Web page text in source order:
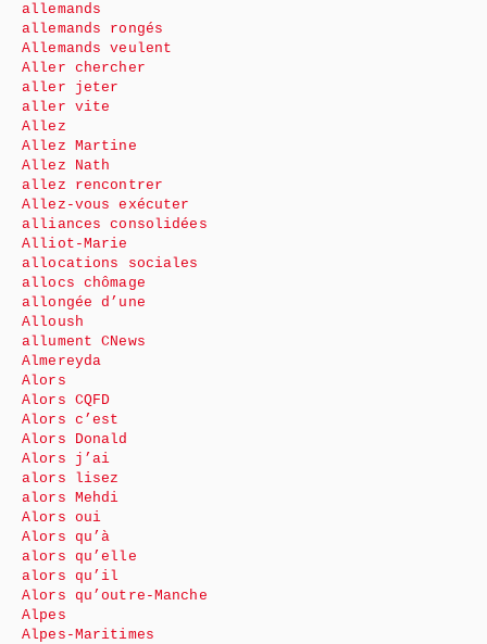
allemands
allemands rongés
Allemands veulent
Aller chercher
aller jeter
aller vite
Allez
Allez Martine
Allez Nath
allez rencontrer
Allez-vous exécuter
alliances consolidées
Alliot-Marie
allocations sociales
allocs chômage
allongée d’une
Alloush
allument CNews
Almereyda
Alors
Alors CQFD
Alors c’est
Alors Donald
Alors j’ai
alors lisez
alors Mehdi
Alors oui
Alors qu’à
alors qu’elle
alors qu’il
Alors qu’outre-Manche
Alpes
Alpes-Maritimes